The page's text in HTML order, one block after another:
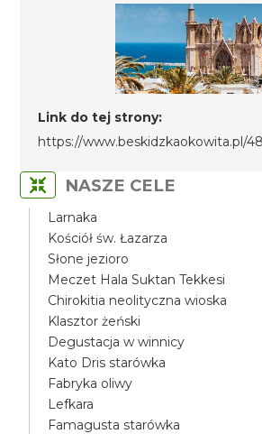
Link do tej strony:
https://www.beskidzkaokowita.pl/
NASZE CELE
Larnaka
Kościół św. Łazarza
Słone jezioro
Meczet Hala Suktan Tekkesi
Chirokitia neolityczna wioska
Klasztor żeński
Degustacja w winnicy
Kato Dris starówka
Fabryka oliwy
Lefkara
Famagusta starówka